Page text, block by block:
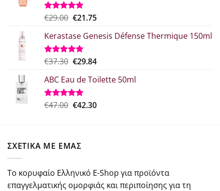
Βαθμολογήθηκε
από 5
€29.00 Original
was:
€29.00.
€21.75Η
τιμή
€21.75.
Kerastase Genesis Défense Thermique 150ml
Βαθμολογήθηκε
από 5
€37.30 Original
was:
€37.30.
€29.84Η
τιμή
€29.84.
ABC Eau de Toilette 50ml
Βαθμολογήθηκε
€47.00 Original
€42.30Η
ΣΧΕΤΙΚΑ ΜΕ ΕΜΑΣ
Το κορυφαίο Ελληνικό E-Shop για προϊόντα
επαγγελματικής ομορφιάς και περιποίησης για τη